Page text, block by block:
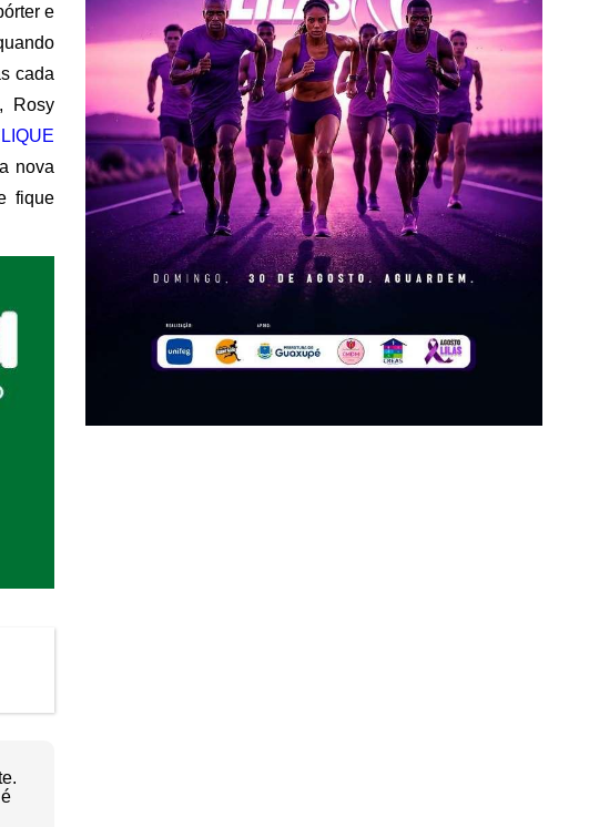
e
cada
Rosy
nova
fique